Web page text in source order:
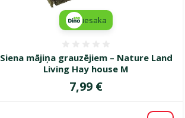
Siena mājiņa grauzējiem – Nature Land
Living Hay house M
Cena
7,99 €
iesaka